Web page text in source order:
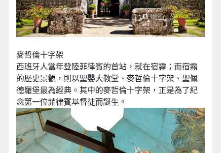
麥哲倫十字架
西班牙人當年登陸菲律賓的首站，就在宿霧；而宿霧
的歷史景觀，則以聖嬰大教堂、麥哲倫十字架、聖佩
德羅堡最為經典。其中的麥哲倫十字架，正是為了紀
念第一位菲律賓基督徒而誕生。